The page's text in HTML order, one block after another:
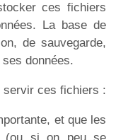
ces fichiers
La base de
de sauvegarde,
données.
servir ces fichiers :
et que les